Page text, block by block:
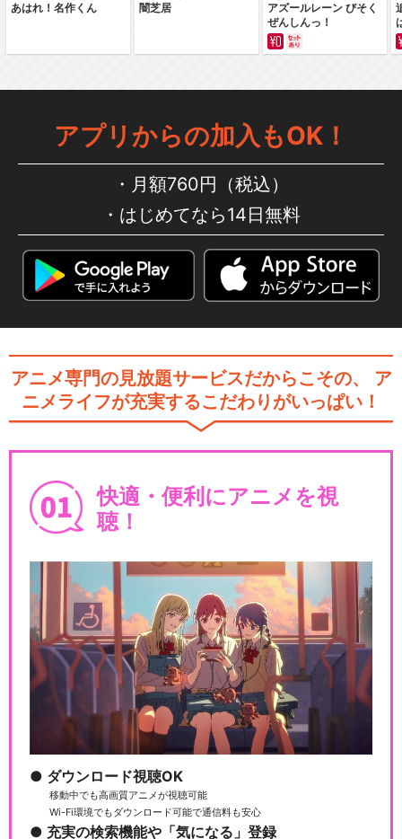
あはれ！名作くん 闇芝居
アズールレーン びそく
ぜんしんっ！
アプリからの加入もOK！
月額760円（税込）
はじめてなら14日無料
アニメ専門の見放題サービスだからこその、
ア
ニメライフが充実するこだわりがいっぱい！
快適・便利にアニメを視
聴！
ダウンロード視聴OK
移動中でも高画質アニメが視聴可能
Wi-Fi環境でもダウンロード可能で通信料も安心
充実の検索機能や「気になる」登録